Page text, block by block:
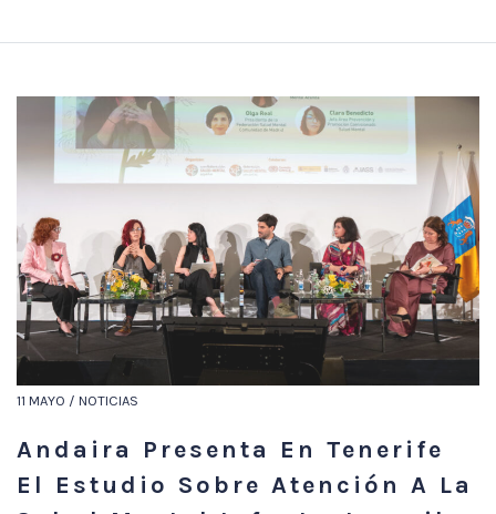
11 MAYO / NOTICIAS
Andaira Presenta En Tenerife
El Estudio Sobre Atención A La